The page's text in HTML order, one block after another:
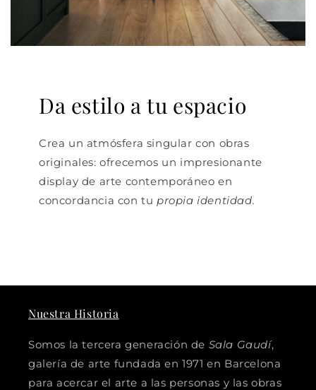
Da estilo a tu espacio
Crea un atmósfera singular con obras
originales: ofrecemos un impresionante
display de arte contemporáneo en
concordancia con tu propia identidad.
Nuestra Historia
Somos la tercera generación de Sala Gaudí,
galería de arte fundada en 1971 en Barcelona
para acercar el arte a las personas y las obras